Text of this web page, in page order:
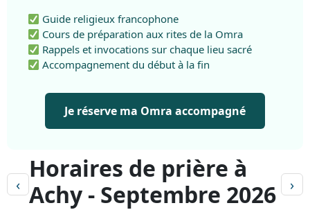
Guide religieux francophone
Cours de préparation aux rites de la Omra
Rappels et invocations sur chaque lieu sacré
Accompagnement du début à la fin
Je réserve ma Omra accompagné
‹
Horaires de prière à
Achy - Septembre 2026
›